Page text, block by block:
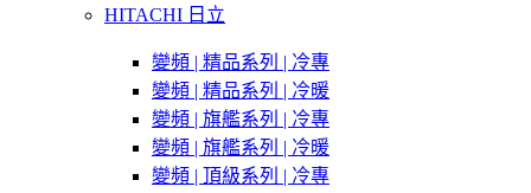
HITACHI 日立
變頻 | 精品系列 | 冷專
變頻 | 精品系列 | 冷暖
變頻 | 旗艦系列 | 冷專
變頻 | 旗艦系列 | 冷暖
變頻 | 頂級系列 | 冷專